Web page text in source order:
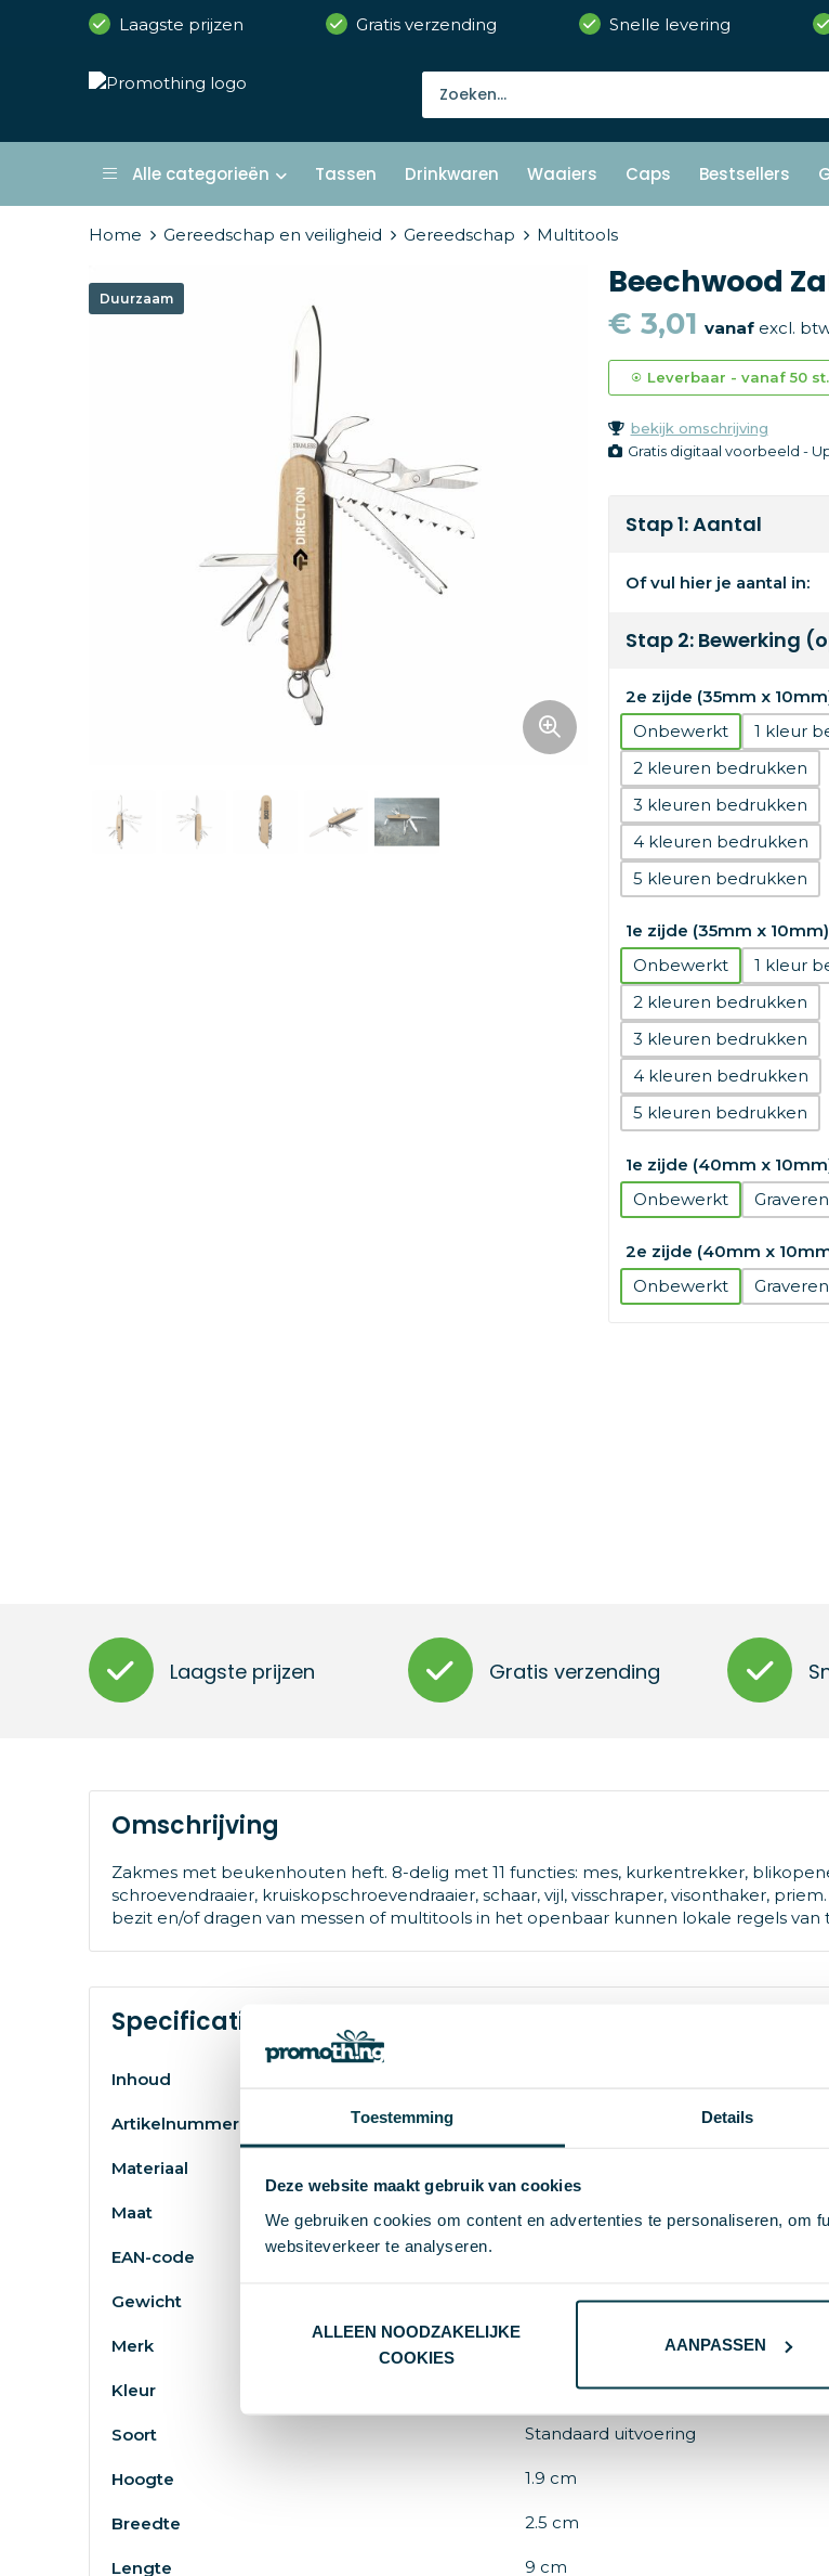
Toestemming Details
Deze website maakt gebruik van cookies
We gebruiken cookies om content en advertenties te personaliseren, om
websiteverkeer te analyseren.
ALLEEN NOODZAKELIJKE
COOKIES
AANPASSEN
Laagste prijzen Gratis verzending Snelle levering
Alle categorieën Tassen Drinkwaren Waaiers Caps Bestsellers
Home Gereedschap en veiligheid Gereedschap Multitools
Duurzaam Beechwood
€ 3,01 vanafexcl.
Leverbaar - vanaf 50 st.
bekijk omschrijving
Gratis digitaal voorbeeld -
Stap 1: Aantal
Of vul hier je aantal in:
Stap 2: Bewerking
2e zijde (35mm x
Onbewerkt
1
2
3
4
5
1e zijde (35mm x 10mm)
Onbewerkt
1
2
3
4
5
1e zijde (40mm x
Onbewerkt
Graveren
2e zijde (40mm x
Onbewerkt
Graveren
Laagste prijzen Gratis verzending
Omschrijving
Zakmes met beukenhouten heft. 8-delig met 11 functies: mes, kurkentrekker,
schroevendraaier, kruiskopschroevendraaier, schaar, vijl, visschraper, visonthaker,
bezit en/of dragen van messen of multitools in het openbaar kunnen lokale regels van
Specificaties
Inhoud
Artikelnummer
Materiaal
Maat # Geen maat
EAN-code
Gewicht
Merk
Kleur houtbruin
Soort Standaard uitvoering
Hoogte 1.9 cm
Breedte 2.5 cm
Lengte 9 cm